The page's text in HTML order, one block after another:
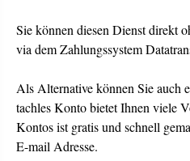
Sie können diesen Dienst direkt
via dem Zahlungssystem
Als Alternative können Sie auch
tachles Konto bietet Ihnen viele
Kontos ist gratis und schnell
E-mail Adresse.